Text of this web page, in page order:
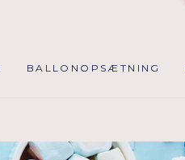
BALLONOPSÆTNING